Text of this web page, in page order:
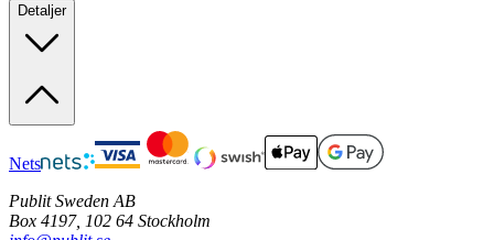
Detaljer
Nets
Publit Sweden AB
Box 4197, 102 64 Stockholm